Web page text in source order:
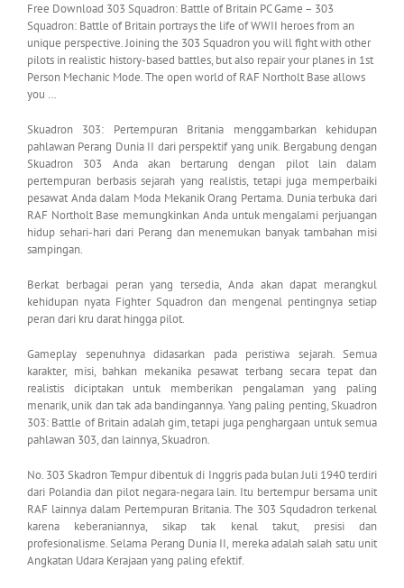
Free Download 303 Squadron: Battle of Britain PC Game – 303
Squadron: Battle of Britain portrays the life of WWII heroes from an
unique perspective. Joining the 303 Squadron you will fight with other
pilots in realistic history-based battles, but also repair your planes in 1st
Person Mechanic Mode. The open world of RAF Northolt Base allows
you …
Skuadron 303: Pertempuran Britania menggambarkan kehidupan
pahlawan Perang Dunia II dari perspektif yang unik. Bergabung dengan
Skuadron 303 Anda akan bertarung dengan pilot lain dalam
pertempuran berbasis sejarah yang realistis, tetapi juga memperbaiki
pesawat Anda dalam Moda Mekanik Orang Pertama. Dunia terbuka dari
RAF Northolt Base memungkinkan Anda untuk mengalami perjuangan
hidup sehari-hari dari Perang dan menemukan banyak tambahan misi
sampingan.
Berkat berbagai peran yang tersedia, Anda akan dapat merangkul
kehidupan nyata Fighter Squadron dan mengenal pentingnya setiap
peran dari kru darat hingga pilot.
Gameplay sepenuhnya didasarkan pada peristiwa sejarah. Semua
karakter, misi, bahkan mekanika pesawat terbang secara tepat dan
realistis diciptakan untuk memberikan pengalaman yang paling
menarik, unik dan tak ada bandingannya. Yang paling penting, Skuadron
303: Battle of Britain adalah gim, tetapi juga penghargaan untuk semua
pahlawan 303, dan lainnya, Skuadron.
No. 303 Skadron Tempur dibentuk di Inggris pada bulan Juli 1940 terdiri
dari Polandia dan pilot negara-negara lain. Itu bertempur bersama unit
RAF lainnya dalam Pertempuran Britania. The 303 Squdadron terkenal
karena keberaniannya, sikap tak kenal takut, presisi dan
profesionalisme. Selama Perang Dunia II, mereka adalah salah satu unit
Angkatan Udara Kerajaan yang paling efektif.